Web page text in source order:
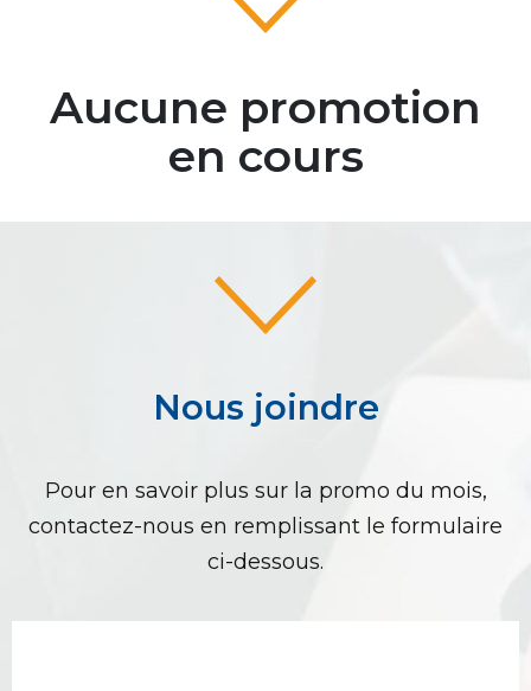
Aucune promotion
en cours
Nous joindre
Pour en savoir plus sur la promo du mois,
contactez-nous en remplissant le formulaire
ci-dessous.